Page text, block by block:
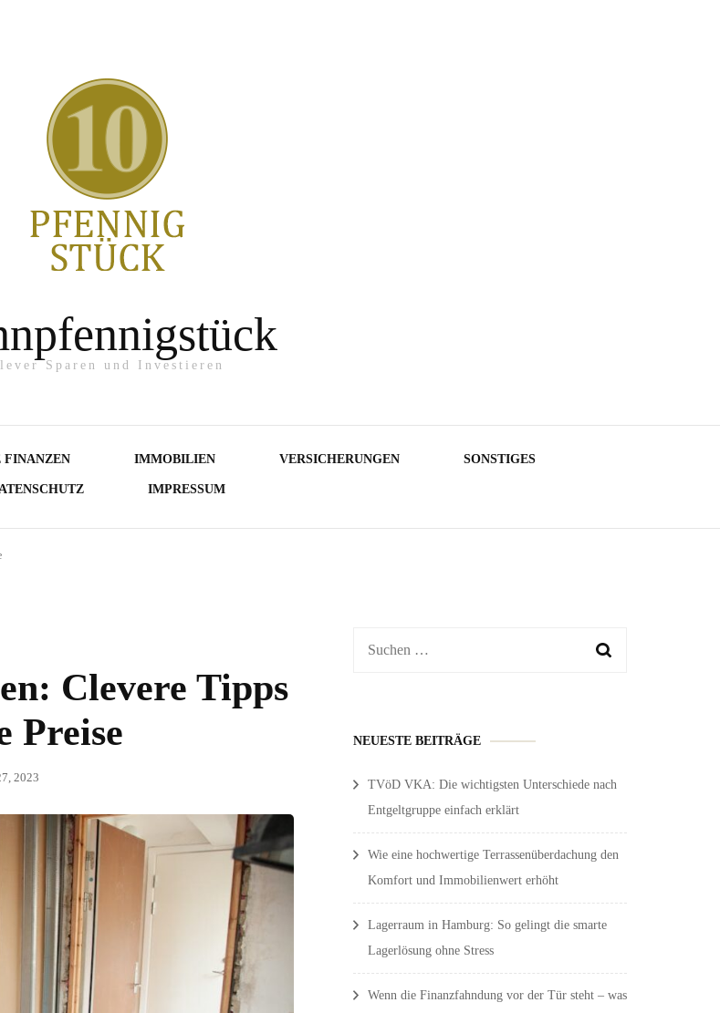
Sparen und Investieren
FINANZEN IMMOBILIEN VERSICHERUNGEN SONSTIGES
IMPRESSUM
Clevere Tipps
Preise
2023
Suchen
NEUESTE BEITRÄGE
TVöD VKA: Die wichtigsten Unterschiede nach
Entgeltgruppe einfach erklärt
Wie eine hochwertige Terrassenüberdachung den
Komfort und Immobilienwert erhöht
Lagerraum in Hamburg: So gelingt die smarte
Lagerlösung ohne Stress
Wenn die Finanzfahndung vor der Tür steht – was